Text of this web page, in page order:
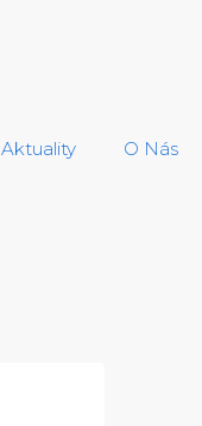
Aktuality O Nás